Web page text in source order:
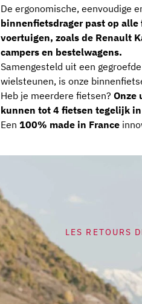
De ergonomische, eenvoudige
binnenfietsdrager past op
voertuigen, zoals de Renault
campers en bestelwagens.
Samengesteld uit een
wielsteunen, is onze
Heb je meerdere fietsen? Onze
kunnen tot 4 fietsen tegelijk
Een 100% made in France
LES RETOURS